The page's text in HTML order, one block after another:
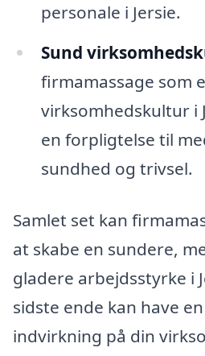
personale i Jersie.
Sund
firmamassage som
virksomhedskultur i
en forpligtelse til
sundhed og trivsel.
Samlet set kan
at skabe en sundere,
gladere arbejdsstyrke i
sidste ende kan have
indvirkning på din